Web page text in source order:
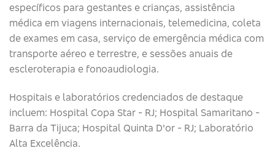
específicos para gestantes e crianças, assistência
médica em viagens internacionais, telemedicina, coleta
de exames em casa, serviço de emergência médica com
transporte aéreo e terrestre, e sessões anuais de
escleroterapia e fonoaudiologia.
Hospitais e laboratórios credenciados de destaque
incluem: Hospital Copa Star - RJ; Hospital Samaritano -
Barra da Tijuca; Hospital Quinta D'or - RJ; Laboratório
Alta Excelência.